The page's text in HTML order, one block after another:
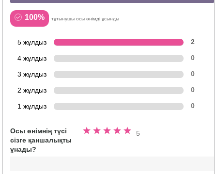
100% тұтынушы осы өнімді ұсынды
5 жұлдыз 2
4 жұлдыз 0
3 жұлдыз 0
2 жұлдыз 0
1 жұлдыз 0
Осы өнімнің түсі
сізге қаншалықты
ұнады?
5
5